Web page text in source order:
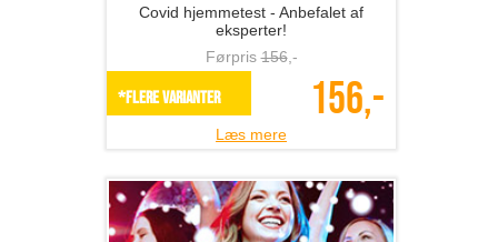
Covid hjemmetest - Anbefalet af
eksperter!
Førpris156,-
*Flere varianter 156,-
Læs mere